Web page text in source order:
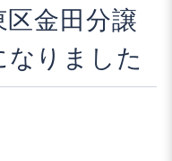
区金田分譲
なりました